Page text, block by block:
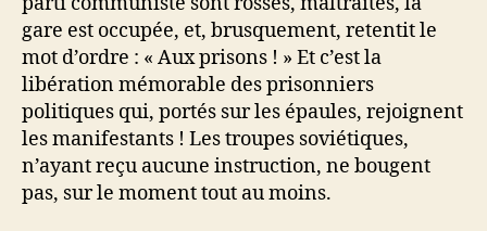
gare est occupée, et, brusquement, retentit le
mot d’ordre : « Aux prisons ! » Et c’est la
libération mémorable des prisonniers
politiques qui, portés sur les épaules, rejoignent
les manifestants ! Les troupes soviétiques,
n’ayant reçu aucune instruction, ne bougent
pas, sur le moment tout au moins.